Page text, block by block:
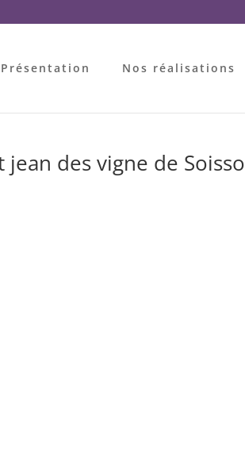
Présentation Nos réalisations
jean des vigne de